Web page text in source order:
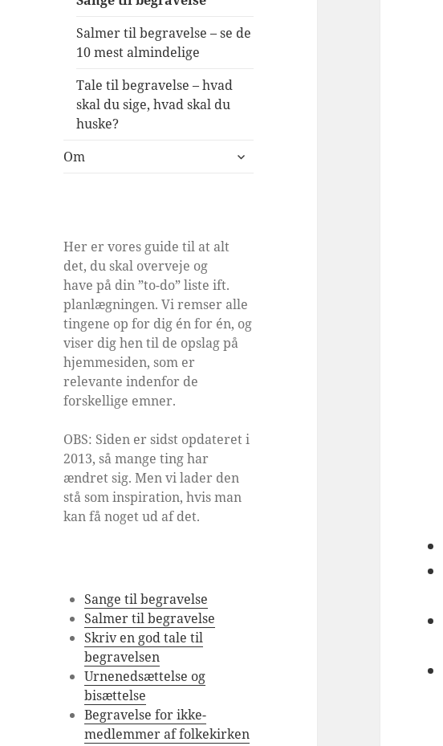
Salmer til begravelse – se de
10 mest almindelige
Tale til begravelse – hvad
skal du sige, hvad skal du
huske?
Om
udvid
Her er vores guide til at alt
det, du skal overveje og
have på din ”to-do” liste ift.
planlægningen. Vi remser alle
tingene op for dig én for én, og
viser dig hen til de opslag på
hjemmesiden, som er
relevante indenfor de
forskellige emner.
OBS: Siden er sidst opdateret i
2013, så mange ting har
ændret sig. Men vi lader den
stå som inspiration, hvis man
kan få noget ud af det.
Sange til begravelse
Salmer til begravelse
Skriv en god tale til
begravelsen
Urnenedsættelse og
bisættelse
Begravelse for ikke-
medlemmer af folkekirken